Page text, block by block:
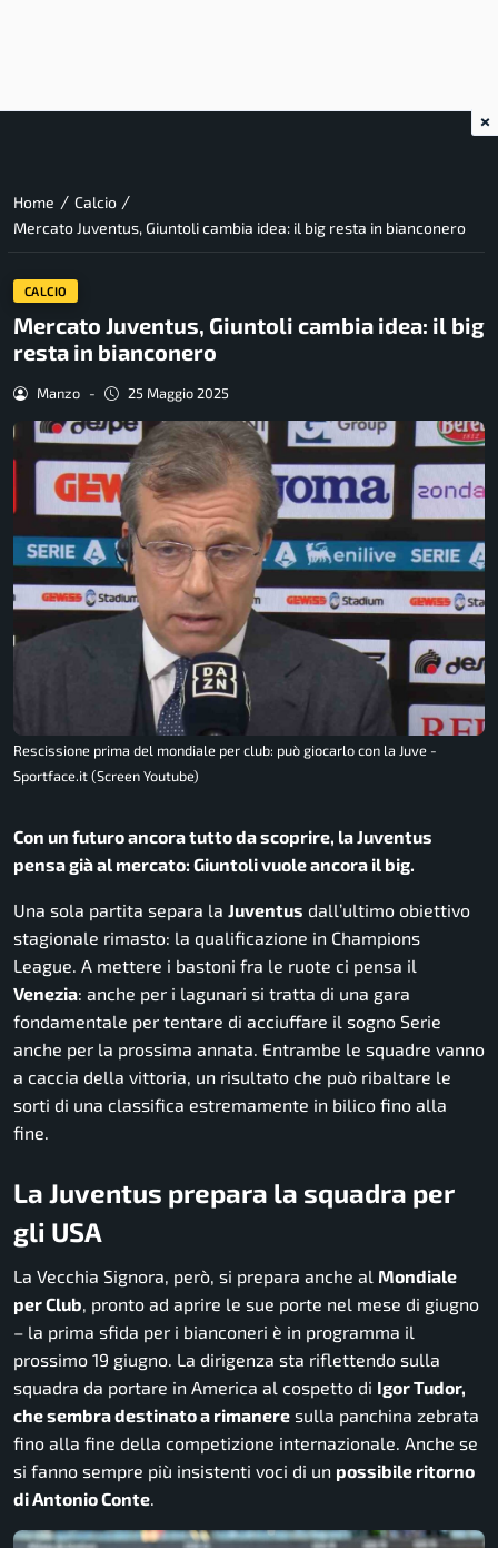
Home / Calcio /
Mercato Juventus, Giuntoli cambia idea: il big resta in bianconero
CALCIO
Mercato Juventus, Giuntoli cambia idea: il big
resta in bianconero
Manzo - 25 Maggio 2025
Rescissione prima del mondiale per club: può giocarlo con la Juve -
Sportface.it (Screen Youtube)
Con un futuro ancora tutto da scoprire, la Juventus
pensa già al mercato: Giuntoli vuole ancora il big.
Una sola partita separa la Juventus dall’ultimo obiettivo
stagionale rimasto: la qualificazione in Champions
League. A mettere i bastoni fra le ruote ci pensa il
Venezia: anche per i lagunari si tratta di una gara
fondamentale per tentare di acciuffare il sogno Serie
anche per la prossima annata. Entrambe le squadre vanno
a caccia della vittoria, un risultato che può ribaltare le
sorti di una classifica estremamente in bilico fino alla
fine.
La Juventus prepara la squadra per
gli USA
La Vecchia Signora, però, si prepara anche al Mondiale
per Club , pronto ad aprire le sue porte nel mese di giugno
– la prima sfida per i bianconeri è in programma il
prossimo 19 giugno. La dirigenza sta riflettendo sulla
squadra da portare in America al cospetto di Igor Tudor,
che sembra destinato a rimanere sulla panchina zebrata
fino alla fine della competizione internazionale. Anche se
si fanno sempre più insistenti voci di un possibile ritorno
di Antonio Conte
×